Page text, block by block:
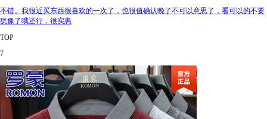
不错。我很近买东西很喜欢的一次了，也很值确认晚了不可以意思了，看可以的不要
犹豫了哦还行，很实惠
TOP
7